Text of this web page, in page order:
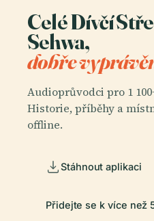
Celé Dívčí
Sehwa,
dobře
Audioprůvodci pro 1
Historie, příběhy a
offline.
Stáhnout aplikaci
Přidejte se k více než